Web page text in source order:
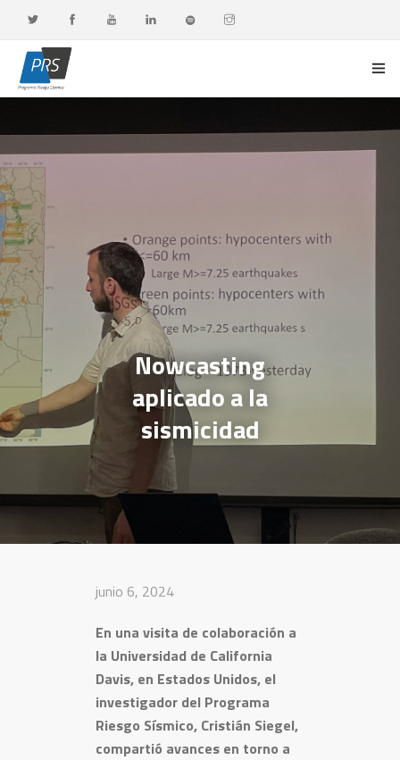
LÍNEAS DE INVESTIGACIÓN
OBSERVATORIO G-DATA
DOCENCIA Y FORMACIÓN CONTINUA
DIFUSIÓN Y VALORACIÓN CIUDADANA
Nowcasting
aplicado a la
sismicidad
junio 6, 2024
En una visita de colaboración a
la Universidad de California
Davis, en Estados Unidos, el
investigador del Programa
Riesgo Sísmico, Cristián Siegel,
compartió avances en torno a